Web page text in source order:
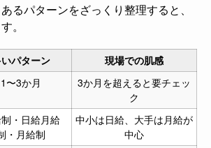
るパターンをざっくり整理すると、
。
パターン
現場での肌感
1〜3か月
3か月を超えると要チェッ
ク
・日給月給
・月給制
中小は日給、大手は月給が
中心